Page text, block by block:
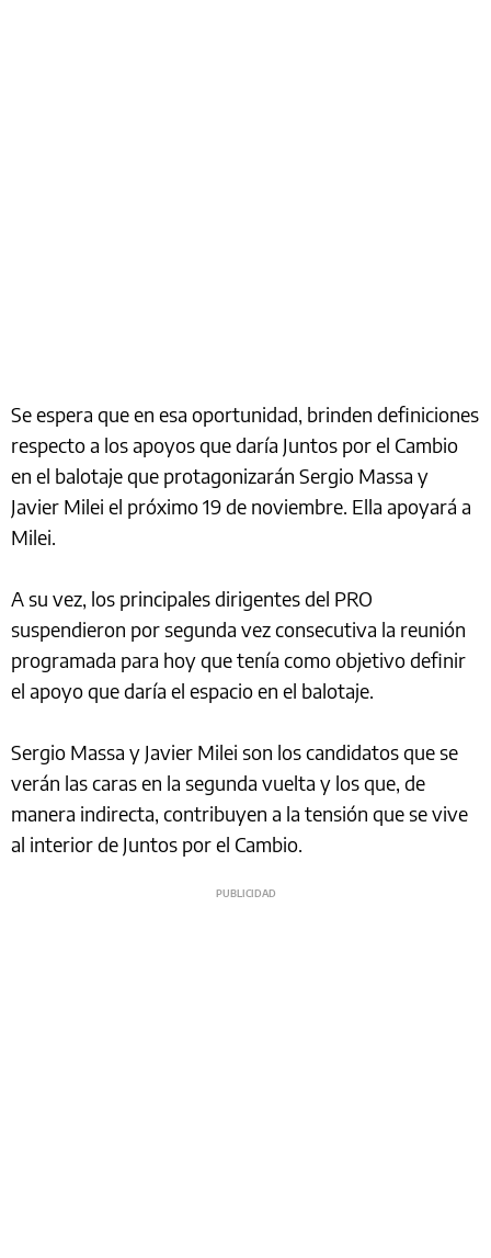
Se espera que en esa oportunidad, brinden definiciones
respecto a los apoyos que daría Juntos por el Cambio
en el balotaje que protagonizarán Sergio Massa y
Javier Milei el próximo 19 de noviembre. Ella apoyará a
Milei.
A su vez, los principales dirigentes del PRO
suspendieron por segunda vez consecutiva la reunión
programada para hoy que tenía como objetivo definir
el apoyo que daría el espacio en el balotaje.
Sergio Massa y Javier Milei son los candidatos que se
verán las caras en la segunda vuelta y los que, de
manera indirecta, contribuyen a la tensión que se vive
al interior de Juntos por el Cambio.